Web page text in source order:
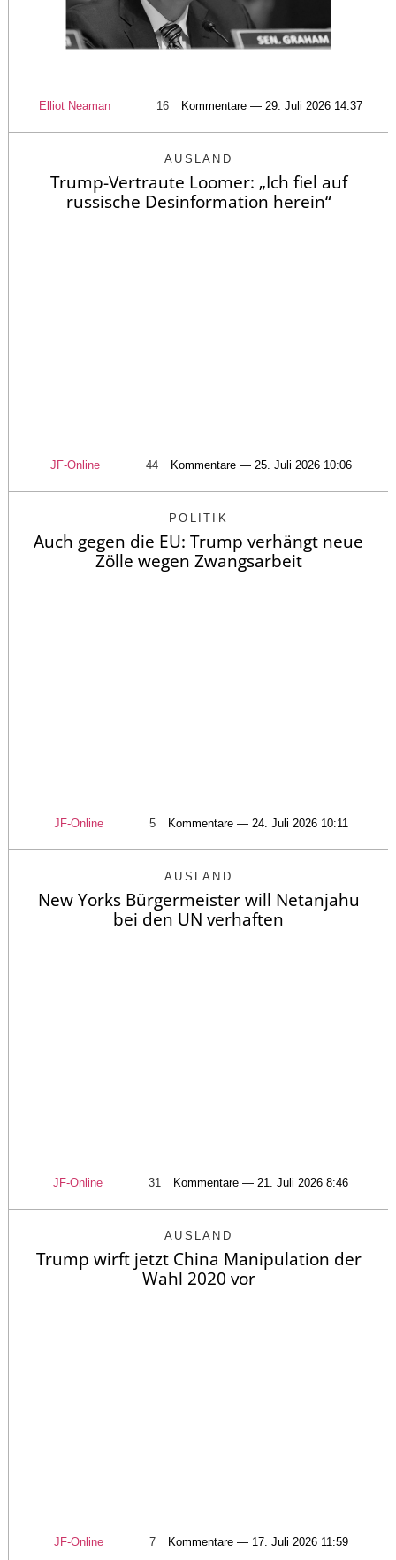
Elliot Neaman 16 Kommentare — 29. Juli 2026 14:37
AUSLAND
Trump-Vertraute Loomer: „Ich fiel auf
russische Desinformation herein“
JF-Online 44 Kommentare — 25. Juli 2026 10:06
POLITIK
Auch gegen die EU: Trump verhängt neue
Zölle wegen Zwangsarbeit
JF-Online 5 Kommentare — 24. Juli 2026 10:11
AUSLAND
New Yorks Bürgermeister will Netanjahu
bei den UN verhaften
JF-Online 31 Kommentare — 21. Juli 2026 8:46
AUSLAND
Trump wirft jetzt China Manipulation der
Wahl 2020 vor
JF-Online 7 Kommentare — 17. Juli 2026 11:59